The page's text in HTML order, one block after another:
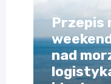
Przepis
nad